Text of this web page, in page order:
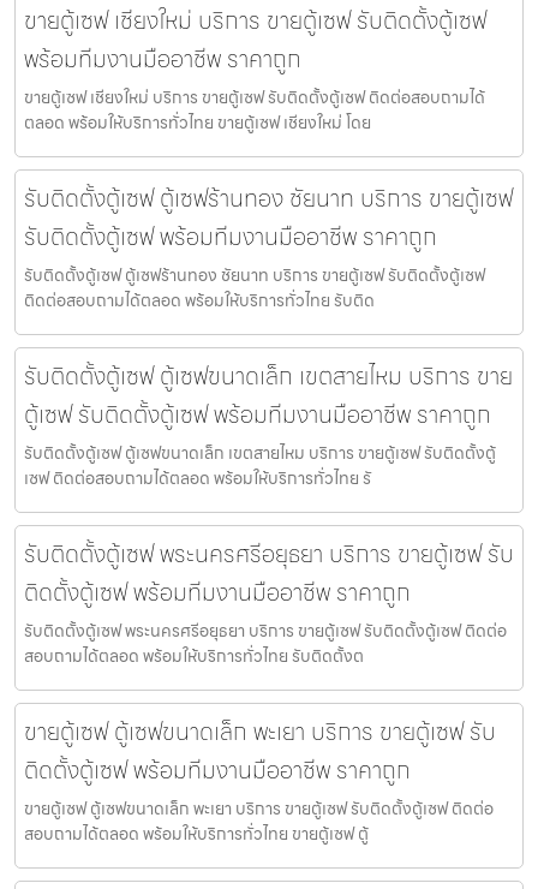
ขายตู้เซฟ เชียงใหม่ บริการ ขายตู้เซฟ รับติดตั้งตู้เซฟ
พร้อมทีมงานมืออาชีพ ราคาถูก
ขายตู้เซฟ เชียงใหม่ บริการ ขายตู้เซฟ รับติดตั้งตู้เซฟ ติดต่อสอบถามได้
ตลอด พร้อมให้บริการทั่วไทย ขายตู้เซฟ เชียงใหม่ โดย
รับติดตั้งตู้เซฟ ตู้เซฟร้านทอง ชัยนาท บริการ ขายตู้เซฟ
รับติดตั้งตู้เซฟ พร้อมทีมงานมืออาชีพ ราคาถูก
รับติดตั้งตู้เซฟ ตู้เซฟร้านทอง ชัยนาท บริการ ขายตู้เซฟ รับติดตั้งตู้เซฟ
ติดต่อสอบถามได้ตลอด พร้อมให้บริการทั่วไทย รับติด
รับติดตั้งตู้เซฟ ตู้เซฟขนาดเล็ก เขตสายไหม บริการ ขาย
ตู้เซฟ รับติดตั้งตู้เซฟ พร้อมทีมงานมืออาชีพ ราคาถูก
รับติดตั้งตู้เซฟ ตู้เซฟขนาดเล็ก เขตสายไหม บริการ ขายตู้เซฟ รับติดตั้งตู้
เซฟ ติดต่อสอบถามได้ตลอด พร้อมให้บริการทั่วไทย รั
รับติดตั้งตู้เซฟ พระนครศรีอยุธยา บริการ ขายตู้เซฟ รับ
ติดตั้งตู้เซฟ พร้อมทีมงานมืออาชีพ ราคาถูก
รับติดตั้งตู้เซฟ พระนครศรีอยุธยา บริการ ขายตู้เซฟ รับติดตั้งตู้เซฟ ติดต่อ
สอบถามได้ตลอด พร้อมให้บริการทั่วไทย รับติดตั้งต
ขายตู้เซฟ ตู้เซฟขนาดเล็ก พะเยา บริการ ขายตู้เซฟ รับ
ติดตั้งตู้เซฟ พร้อมทีมงานมืออาชีพ ราคาถูก
ขายตู้เซฟ ตู้เซฟขนาดเล็ก พะเยา บริการ ขายตู้เซฟ รับติดตั้งตู้เซฟ ติดต่อ
สอบถามได้ตลอด พร้อมให้บริการทั่วไทย ขายตู้เซฟ ตู้